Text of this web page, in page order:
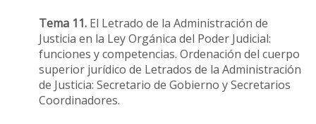
Tema 11. El Letrado de la Administración de
Justicia en la Ley Orgánica del Poder Judicial:
funciones y competencias. Ordenación del cuerpo
superior jurídico de Letrados de la Administración
de Justicia: Secretario de Gobierno y Secretarios
Coordinadores.